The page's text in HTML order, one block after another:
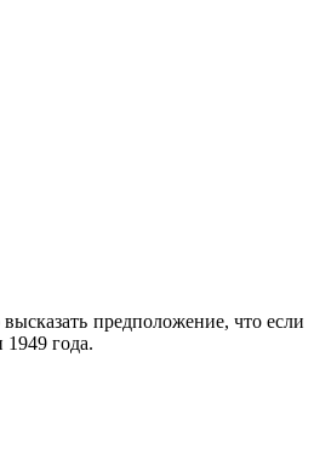
предположение, что если
года.